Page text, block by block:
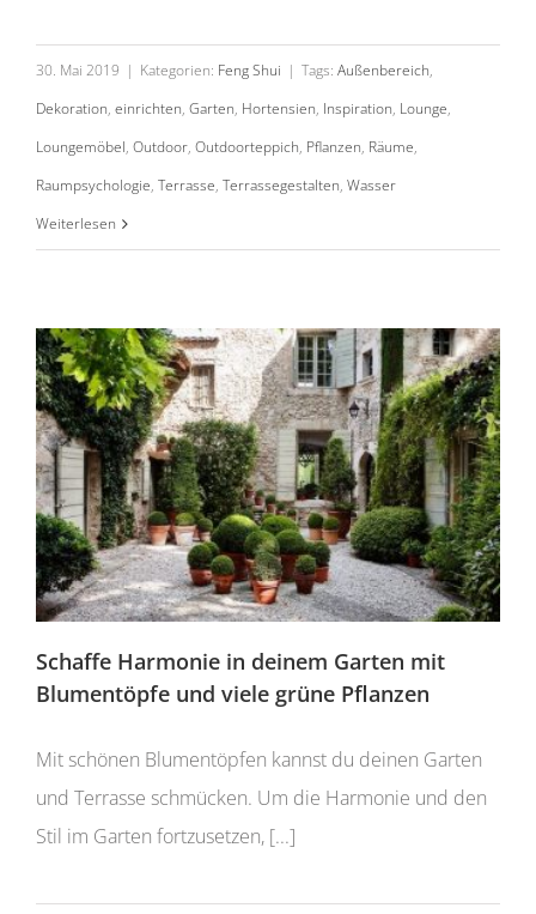
30. Mai 2019 | Kategorien: Feng Shui | Tags: Außenbereich,
Dekoration, einrichten, Garten, Hortensien, Inspiration, Lounge,
Loungemöbel, Outdoor, Outdoorteppich, Pflanzen, Räume,
Raumpsychologie, Terrasse, Terrassegestalten, Wasser
Weiterlesen
Schaffe Harmonie in deinem Garten mit
Blumentöpfe und viele grüne Pflanzen
Schaffe Harmonie in deinem Garten mit
Blumentöpfe und viele grüne Pflanzen
Mit schönen Blumentöpfen kannst du deinen Garten
und Terrasse schmücken. Um die Harmonie und den
Stil im Garten fortzusetzen, [...]